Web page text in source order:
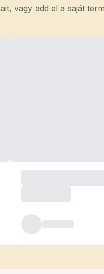
vagy add el a saját